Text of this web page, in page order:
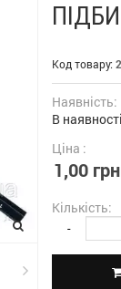
Код товару:
Наявність:
В наявності
Ціна :
1,00
Кількість:
-